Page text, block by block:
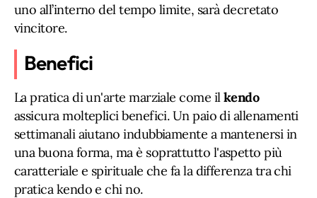
uno all’interno del tempo limite, sarà decretato
vincitore.
Benefici
La pratica di un'arte marziale come ilkendo
assicura molteplici benefici. Un paio di allenamenti
settimanali aiutano indubbiamente a mantenersi in
una buona forma, ma è soprattutto l'aspetto più
caratteriale e spirituale che fa la differenza tra chi
pratica kendo e chi no.